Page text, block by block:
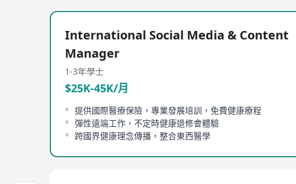
International Social Media & Content
Manager
1-3年學士
$25K-45K/月
提供國際醫療保險，專業發展培訓，免費健康療程
彈性遠端工作，不定時健康退修會體驗
跨國界健康理念傳播，整合東西醫學